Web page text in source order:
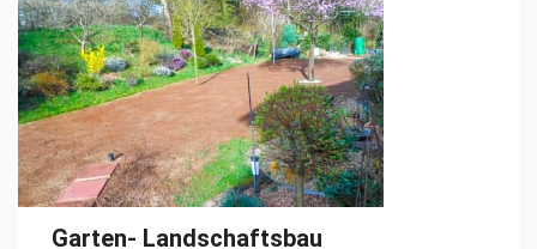
Garten- Landschaftsbau